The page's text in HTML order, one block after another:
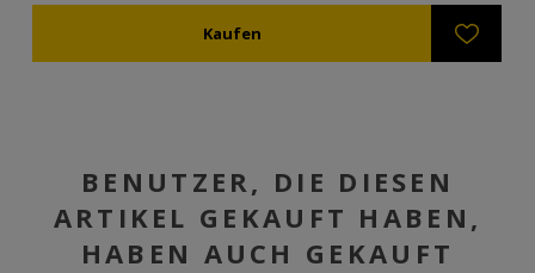
BENUTZER, DIE DIESEN
ARTIKEL GEKAUFT HABEN,
HABEN AUCH GEKAUFT